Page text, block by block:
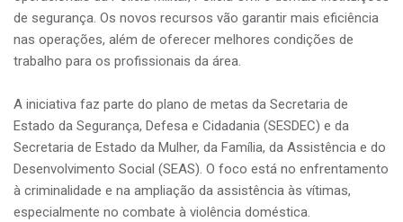
de segurança. Os novos recursos vão garantir mais eficiência
nas operações, além de oferecer melhores condições de
trabalho para os profissionais da área.
A iniciativa faz parte do plano de metas da Secretaria de
Estado da Segurança, Defesa e Cidadania (SESDEC) e da
Secretaria de Estado da Mulher, da Família, da Assistência e do
Desenvolvimento Social (SEAS). O foco está no enfrentamento
à criminalidade e na ampliação da assistência às vítimas,
especialmente no combate à violência doméstica.